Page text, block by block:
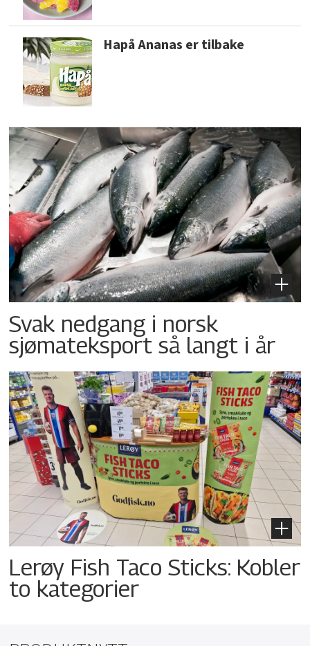
Hapå Ananas er tilbake
Svak nedgang i norsk
sjømateksport så langt i år
Lerøy Fish Taco Sticks: Kobler
to kategorier